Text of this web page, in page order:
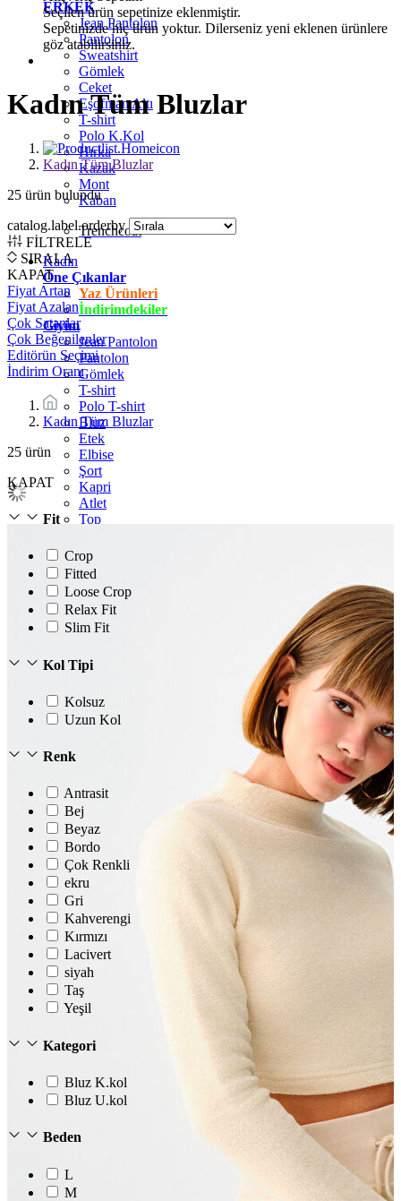
ERKEK
Jean Pantolon
Pantolon
Sweatshirt
Gömlek
Ceket
Eşofman Altı
T-shirt
Polo K.Kol
Hırka
Kazak
Mont
Kaban
Trenchcoat
Kadın
Öne Çıkanlar
Yaz Ürünleri
İndirimdekiler
Giyim
Jean Pantolon
Pantolon
Gömlek
T-shirt
Polo T-shirt
Bluz
Etek
Elbise
Şort
Kapri
Atlet
Top
Kazak
Yelek
Eşofman Altı
Bikini/Mayo
Tulum
Dış Giyim
Trenchcoat
Ceket
Seçilen ürün sepetinize eklenmiştir.
Sepetinizde hiç ürün yoktur. Dilerseniz yeni eklenen ürünlere
göz atabilirsiniz.
Kadın Tüm Bluzlar
Kadın Tüm Bluzlar
25 ürün bulundu
catalog.label.orderby
FİLTRELE
SIRALA
KAPAT
Fiyat Artan
Fiyat Azalan
Çok Satanlar
Çok Beğenilenler
Editörün Seçimi
İndirim Oranı
Kadın Tüm Bluzlar
25 ürün
KAPAT
Fit
Crop
Fitted
Loose Crop
Relax Fit
Slim Fit
Kol Tipi
Kolsuz
Uzun Kol
Renk
Antrasit
Bej
Beyaz
Bordo
Çok Renkli
ekru
Gri
Kahverengi
Kırmızı
Lacivert
siyah
Taş
Yeşil
Kategori
Bluz K.kol
Bluz U.kol
Beden
L
M